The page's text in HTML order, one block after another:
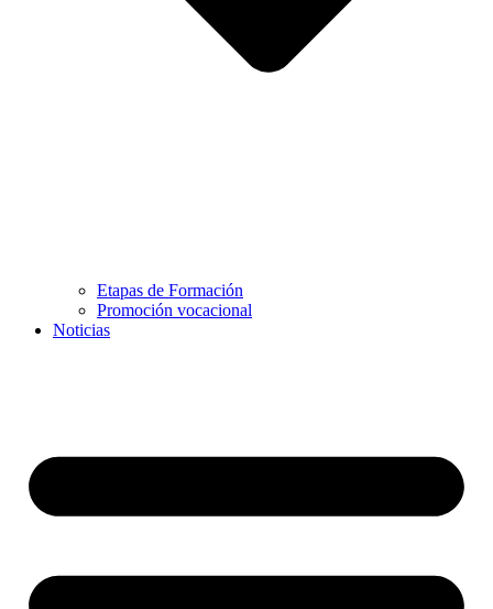
Etapas de Formación
Promoción vocacional
Noticias